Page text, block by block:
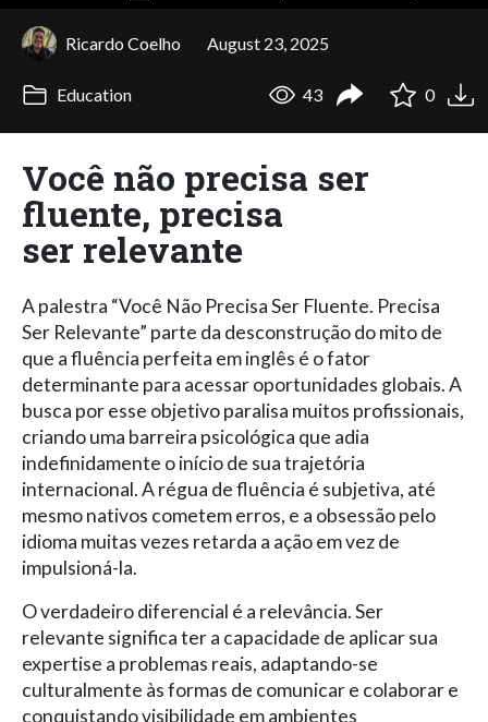
Ricardo Coelho August 23, 2025
Education 43 0
Você não precisa ser
fluente, precisa
ser relevante
A palestra “Você Não Precisa Ser Fluente. Precisa
Ser Relevante” parte da desconstrução do mito de
que a fluência perfeita em inglês é o fator
determinante para acessar oportunidades globais. A
busca por esse objetivo paralisa muitos profissionais,
criando uma barreira psicológica que adia
indefinidamente o início de sua trajetória
internacional. A régua de fluência é subjetiva, até
mesmo nativos cometem erros, e a obsessão pelo
idioma muitas vezes retarda a ação em vez de
impulsioná-la.
O verdadeiro diferencial é a relevância. Ser
relevante significa ter a capacidade de aplicar sua
expertise a problemas reais, adaptando-se
culturalmente às formas de comunicar e colaborar e
conquistando visibilidade em ambientes